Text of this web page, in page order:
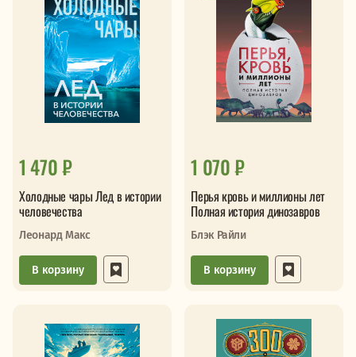
1 470 ₽
Холодные чары Лед в истории
человечества
Леонард Макс
В корзину
1 070 ₽
Перья кровь и миллионы лет
Полная история динозавров
Блэк Райли
В корзину